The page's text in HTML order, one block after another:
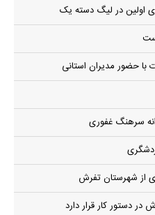
اولین در لیگ دسته یک
با حضور مدیران استانی
سرهنگ غفوری
از شهرستان تفرش
دستور کار قرار دارد